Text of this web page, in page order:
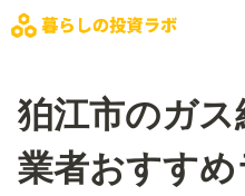
狛江市のガ
業者おすす